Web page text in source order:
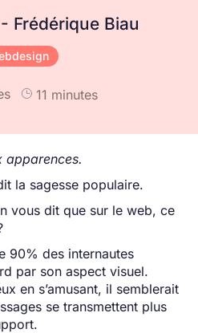
Frédérique Biau
11 minutes
apparences.
la sagesse populaire.
vous dit que sur le web, ce
90% des internautes
par son aspect visuel.
en s’amusant, il semblerait
se transmettent plus